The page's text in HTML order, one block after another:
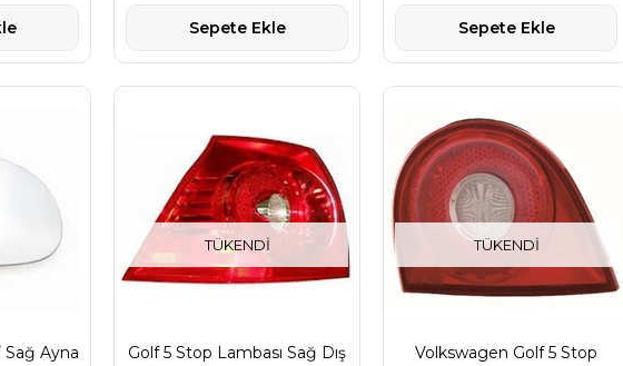
Sepete Ekle Sepete Ekle
Ayna
TÜKENDI
Golf 5 Stop Lambası Sağ Dış
TÜKENDI
Volkswagen Golf 5 Stop